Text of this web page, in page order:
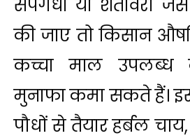
सर्पगंधा या शतावरी
की जाए तो किसान
कच्चा माल उपलब्ध
मुनाफा कमा सकते हैं।
पौधों से तैयार हर्बल